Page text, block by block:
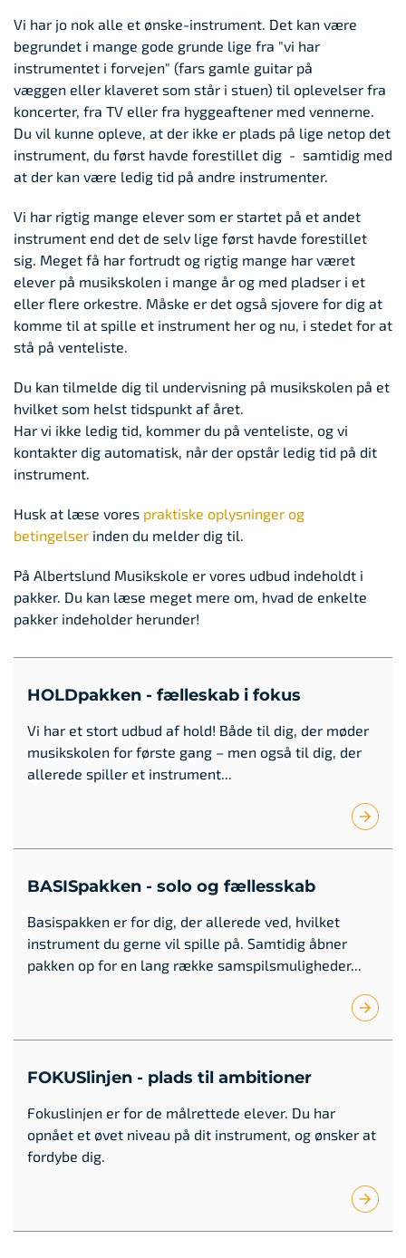
Vi har jo nok alle et ønske-instrument. Det kan være
begrundet i mange gode grunde lige fra "vi har
instrumentet i forvejen" (fars gamle guitar på
væggen eller klaveret som står i stuen) til oplevelser fra
koncerter, fra TV eller fra hyggeaftener med vennerne.
Du vil kunne opleve, at der ikke er plads på lige netop det
instrument, du først havde forestillet dig - samtidig med
at der kan være ledig tid på andre instrumenter.
Vi har rigtig mange elever som er startet på et andet
instrument end det de selv lige først havde forestillet
sig. Meget få har fortrudt og rigtig mange har været
elever på musikskolen i mange år og med pladser i et
eller flere orkestre. Måske er det også sjovere for dig at
komme til at spille et instrument her og nu, i stedet for at
stå på venteliste.
Du kan tilmelde dig til undervisning på musikskolen på et
hvilket som helst tidspunkt af året.
Har vi ikke ledig tid, kommer du på venteliste, og vi
kontakter dig automatisk, når der opstår ledig tid på dit
instrument.
Husk at læse vores praktiske oplysninger og
betingelser inden du melder dig til.
På Albertslund Musikskole er vores udbud indeholdt i
pakker. Du kan læse meget mere om, hvad de enkelte
pakker indeholder herunder!
HOLDpakken - fælleskab i fokus
Vi har et stort udbud af hold! Både til dig, der møder
musikskolen for første gang – men også til dig, der
allerede spiller et instrument...
BASISpakken - solo og fællesskab
Basispakken er for dig, der allerede ved, hvilket
instrument du gerne vil spille på. Samtidig åbner
pakken op for en lang række samspilsmuligheder...
FOKUSlinjen - plads til ambitioner
Fokuslinjen er for de målrettede elever. Du har
opnået et øvet niveau på dit instrument, og ønsker at
fordybe dig.